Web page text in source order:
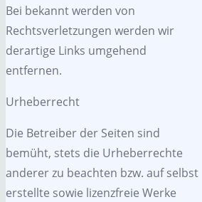
Bei bekannt werden von
Rechtsverletzungen werden wir
derartige Links umgehend
entfernen.
Urheberrecht
Die Betreiber der Seiten sind
bemüht, stets die Urheberrechte
anderer zu beachten bzw. auf selbst
erstellte sowie lizenzfreie Werke